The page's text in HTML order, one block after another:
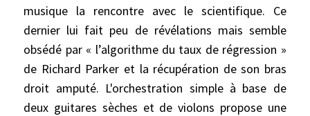
musique la rencontre avec le scientifique. Ce
dernier lui fait peu de révélations mais semble
obsédé par « l’algorithme du taux de régression »
de Richard Parker et la récupération de son bras
droit amputé. L'orchestration simple à base de
deux guitares sèches et de violons propose une